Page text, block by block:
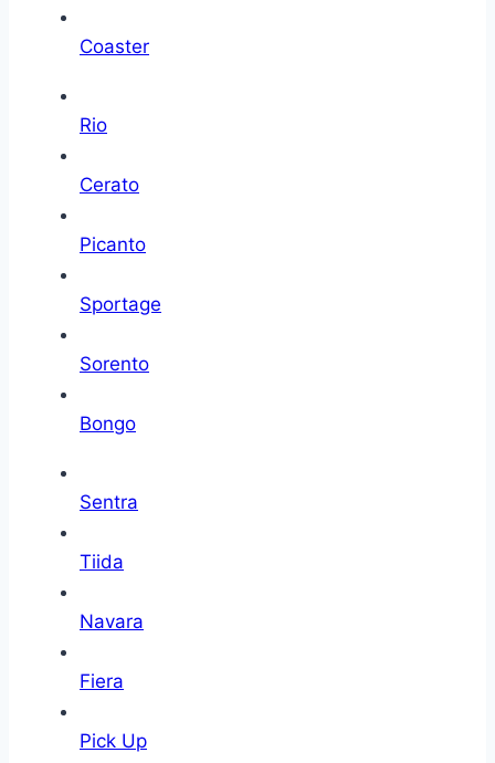
Coaster
Rio
Cerato
Picanto
Sportage
Sorento
Bongo
Sentra
Tiida
Navara
Fiera
Pick Up